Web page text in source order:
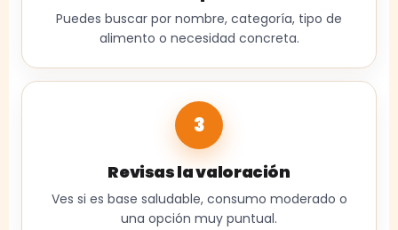
Puedes buscar por nombre, categoría, tipo de
alimento o necesidad concreta.
3
Revisas la valoración
Ves si es base saludable, consumo moderado o
una opción muy puntual.